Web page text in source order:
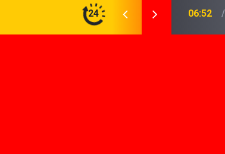
24
Gerekenler: Telegram Gruplarında Daha
04:43